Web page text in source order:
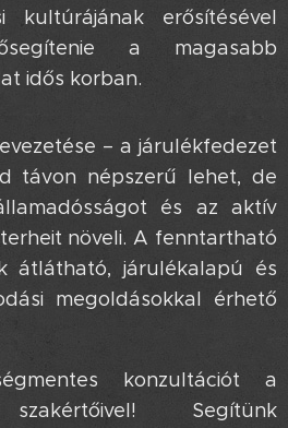
kultúrájának erősítésével
a magasabb
idős korban.
– a járulékfedezet
távon népszerű lehet, de
és az aktív
növeli. A fenntartható
átlátható, járulékalapú és
megoldásokkal érhető
konzultációt a
szakértőivel! Segítünk